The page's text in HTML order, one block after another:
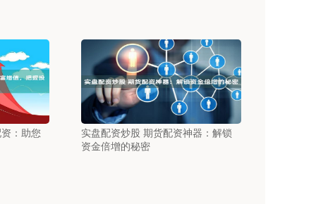
：助您
实盘配资炒股 期货配资神器：解锁
资金倍增的秘密